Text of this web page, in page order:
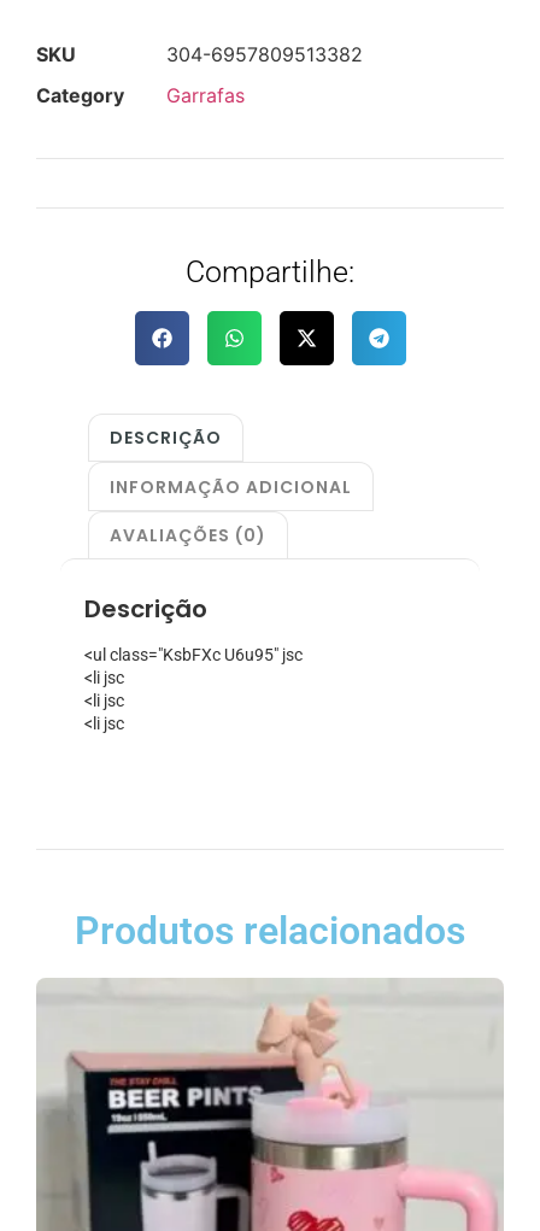
SKU
304-6957809513382
Category
Garrafas
Compartilhe:
DESCRIÇÃO
INFORMAÇÃO ADICIONAL
AVALIAÇÕES (0)
Descrição
<ul class="KsbFXc U6u95" jsc
<li jsc
<li jsc
<li jsc
Produtos relacionados